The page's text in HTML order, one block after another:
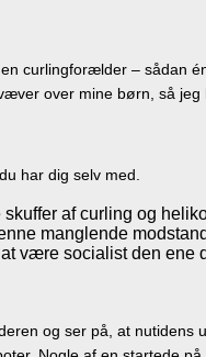
en curlingforælder – sådan
over mine børn, så
har dig selv med.
af curling og
manglende
være socialist den ene
og ser på, at